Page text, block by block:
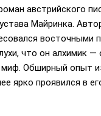
австрийского
Майринка.
восточными
что он алхимик —
Обширный опыт
ярко проявился в
одним из самых